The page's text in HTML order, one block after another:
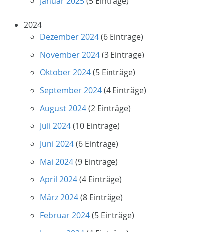
2024
Dezember 2024(6 Einträge)
November 2024(3 Einträge)
Oktober 2024(5 Einträge)
September 2024(4 Einträge)
August 2024(2 Einträge)
Juli 2024(10 Einträge)
Juni 2024(6 Einträge)
Mai 2024(9 Einträge)
April 2024(4 Einträge)
März 2024(8 Einträge)
Februar 2024(5 Einträge)